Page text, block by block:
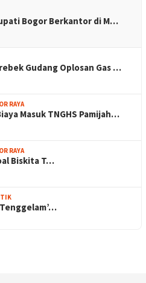
Bogor Berkantor di M…
Gudang Oplosan Gas …
RAYA
Masuk TNGHS Pamijah…
RAYA
Biskita T…